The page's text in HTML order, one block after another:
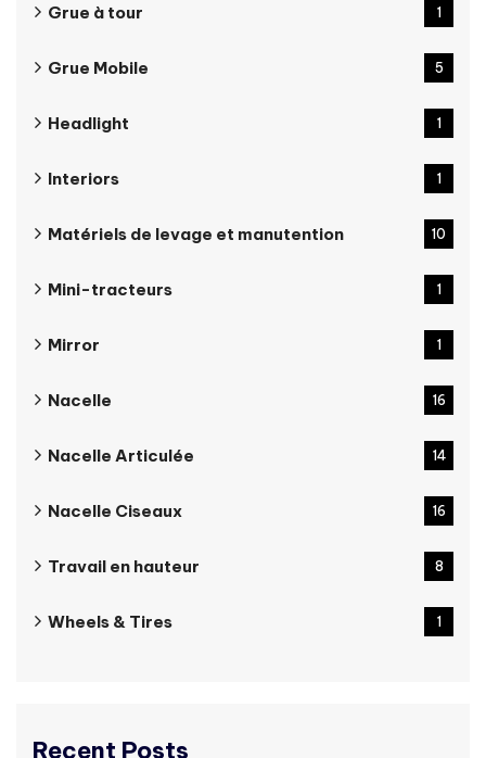
Grue à tour 1
Grue Mobile 5
Headlight 1
Interiors 1
Matériels de levage et manutention 10
Mini-tracteurs 1
Mirror 1
Nacelle 16
Nacelle Articulée 14
Nacelle Ciseaux 16
Travail en hauteur 8
Wheels & Tires 1
Recent Posts